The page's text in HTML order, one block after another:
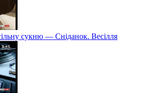
сукню — Сніданок. Весілля